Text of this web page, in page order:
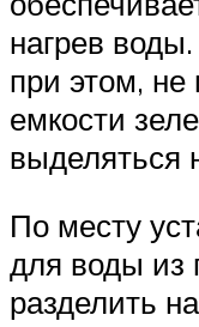
нагрев
при этом, не
емкости
выделяться
По месту
для воды из
разделить